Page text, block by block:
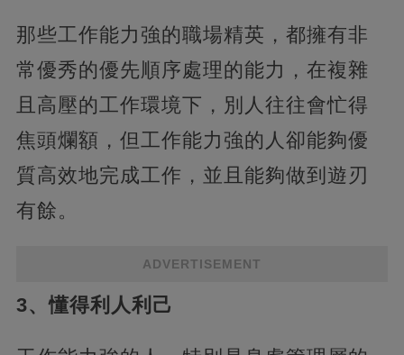
那些工作能力強的職場精英，都擁有非
常優秀的優先順序處理的能力，在複雜
且高壓的工作環境下，別人往往會忙得
焦頭爛額，但工作能力強的人卻能夠優
質高效地完成工作，並且能夠做到遊刃
有餘。
ADVERTISEMENT
3、懂得利人利己‍